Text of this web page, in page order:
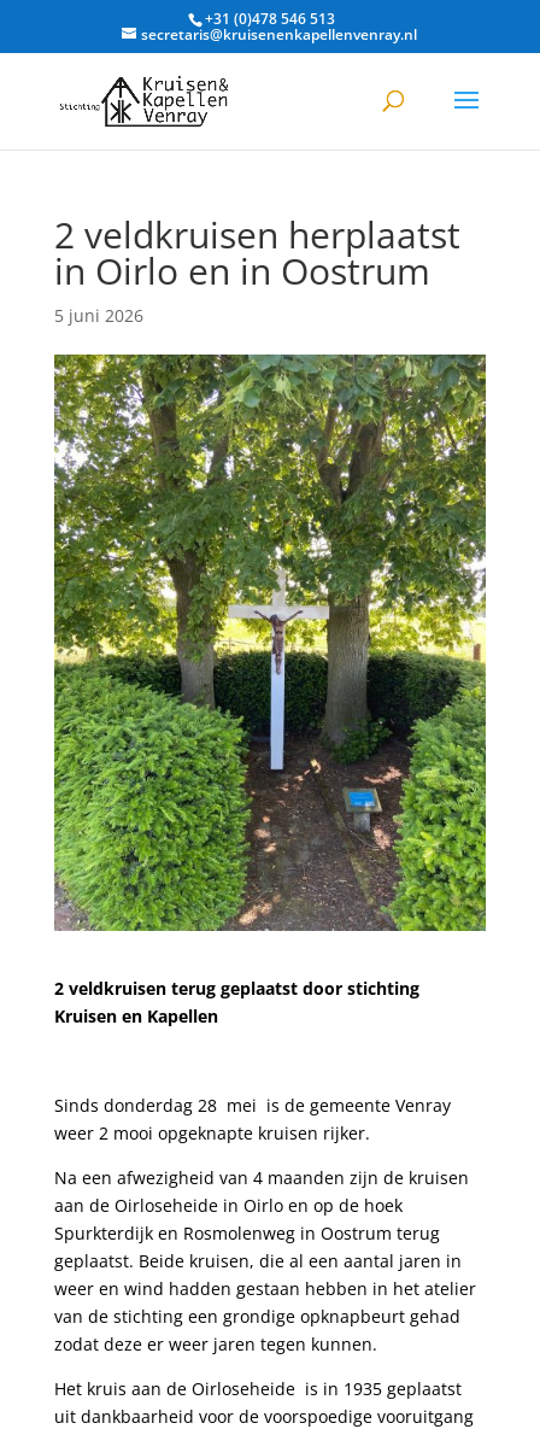
+31 (0)478 546 513
secretaris@kruisenenkapellenvenray.nl
2 veldkruisen herplaatst
in Oirlo en in Oostrum
5 juni 2026
2 veldkruisen terug geplaatst door stichting
Kruisen en Kapellen
Sinds donderdag 28 mei is de gemeente Venray
weer 2 mooi opgeknapte kruisen rijker.
Na een afwezigheid van 4 maanden zijn de kruisen
aan de Oirloseheide in Oirlo en op de hoek
Spurkterdijk en Rosmolenweg in Oostrum terug
geplaatst. Beide kruisen, die al een aantal jaren in
weer en wind hadden gestaan hebben in het atelier
van de stichting een grondige opknapbeurt gehad
zodat deze er weer jaren tegen kunnen.
Het kruis aan de Oirloseheide is in 1935 geplaatst
uit dankbaarheid voor de voorspoedige vooruitgang